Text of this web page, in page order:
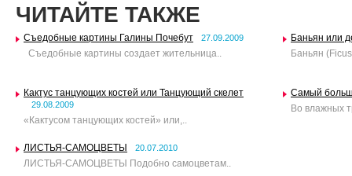
ЧИТАЙТЕ ТАКЖЕ
Съедобные картины Галины Почебут 27.09.2009
Съедобные картины создает жительница..
Баньян или
Баньян
Кактус танцующих костей или Танцующий скелет
29.08.2009
«Кактусом танцующих костей» или,..
Самый
Во влажных
ЛИСТЬЯ-САМОЦВЕТЫ 20.07.2010
ЛИСТЬЯ-САМОЦВЕТЫ Подобно самоцветам..